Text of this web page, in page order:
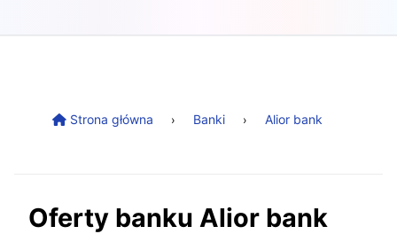
Strona główna Banki Alior bank
Oferty banku Alior bank